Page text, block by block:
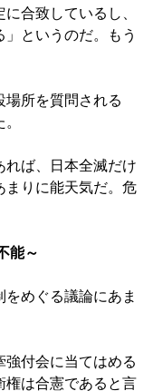
合致しているし、
というのだ。もう
所を質問される
ば、日本全滅だけ
まりに能天気だ。危
能～
めぐる議論にあま
付会に当てはめる
権は合憲であると言